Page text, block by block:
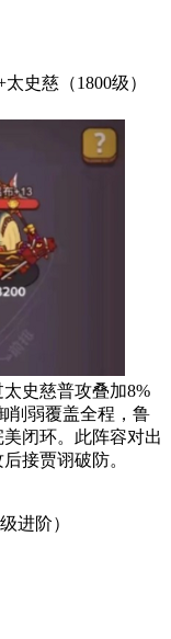
史慈（1800级）
史慈普攻叠加8%
削弱覆盖全程，鲁
闭环。此阵容对出
接贾诩破防。
进阶）